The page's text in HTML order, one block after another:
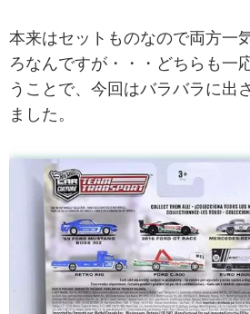
本来はセットものなので両方一
ろなんですが・・・どちらも一
うことで、今回はバラバラに出
ました。